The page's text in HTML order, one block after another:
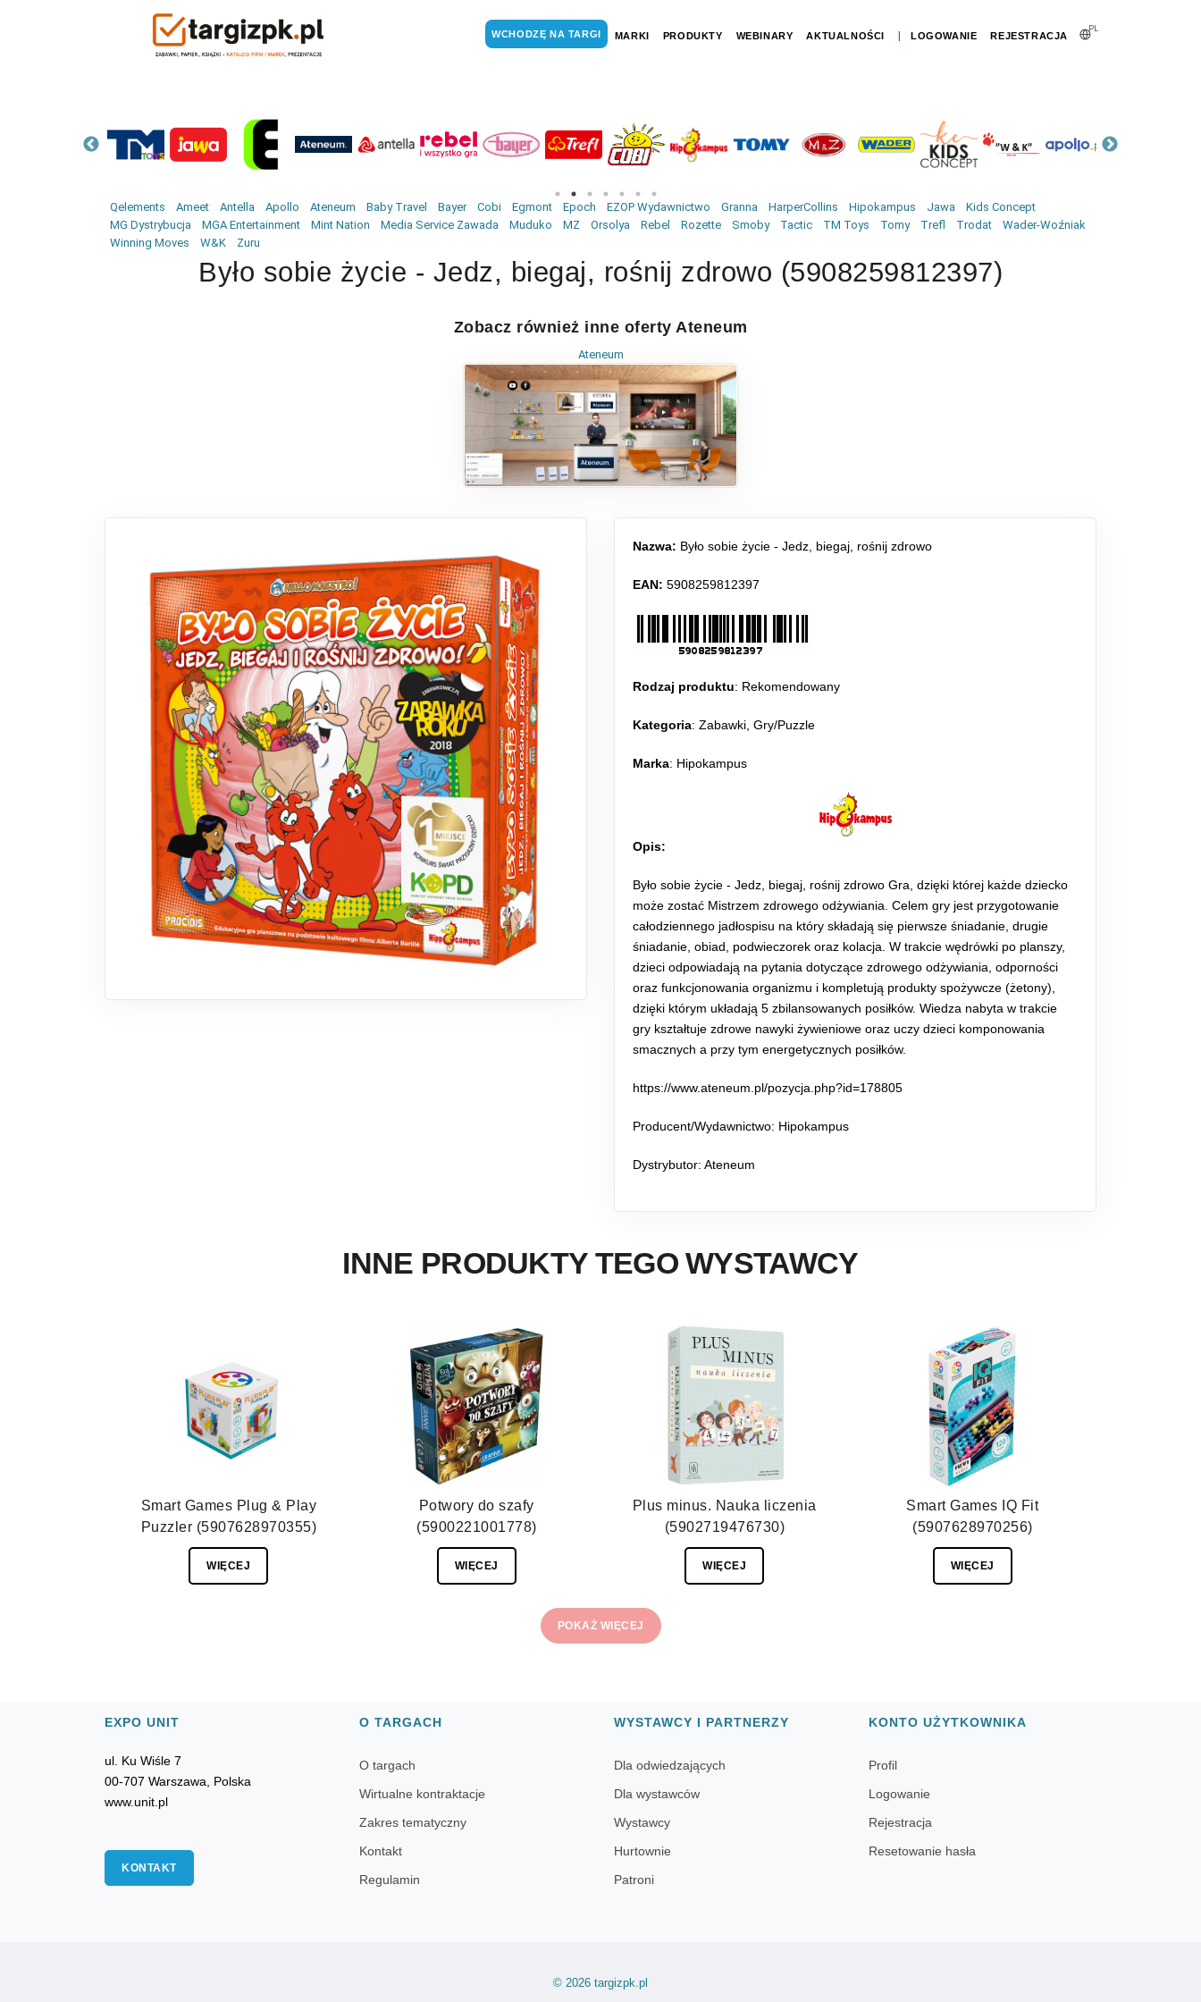
PL
WCHODZĘ NA TARGI MARKI PRODUKTY WEBINARY AKTUALNOŚCI | LOGOWANIE REJESTRACJA
Qelements Ameet Antella Apollo Ateneum Baby Travel Bayer Cobi Egmont Epoch EZOP Wydawnictwo Granna HarperCollins Hipokampus Jawa
Kids Concept
MG Dystrybucja
MGA Entertainment Mint Nation Media Service Zawada Muduko MZ Orsolya Rebel Rozette Smoby Tactic TM Toys Tomy Trefl Trodat
Wader-Woźniak
Winning Moves
W&K Zuru
Było sobie życie - Jedz, biegaj, rośnij zdrowo (5908259812397)
Zobacz również inne oferty Ateneum
Ateneum
Nazwa: Było sobie życie - Jedz, biegaj, rośnij zdrowo
EAN: 5908259812397
Rodzaj produktu: Rekomendowany
Kategoria: Zabawki Gry/Puzzle
Marka: Hipokampus
Opis:
Było sobie życie - Jedz, biegaj, rośnij zdrowo Gra, dzięki której każde dziecko
może zostać Mistrzem zdrowego odżywiania. Celem gry jest przygotowanie
całodziennego jadłospisu na który składają się pierwsze śniadanie, drugie
śniadanie, obiad, podwieczorek oraz kolacja. W trakcie wędrówki po planszy,
dzieci odpowiadają na pytania dotyczące zdrowego odżywiania, odporności
oraz funkcjonowania organizmu i kompletują produkty spożywcze (żetony),
dzięki którym układają 5 zbilansowanych posiłków. Wiedza nabyta w trakcie
gry kształtuje zdrowe nawyki żywieniowe oraz uczy dzieci komponowania
smacznych a przy tym energetycznych posiłków.
https://www.ateneum.pl/pozycja.php?id=178805
Producent/Wydawnictwo: Hipokampus
Dystrybutor: Ateneum
INNE PRODUKTY TEGO WYSTAWCY
Smart Games Plug & Play
Puzzler (5907628970355)
WIĘCEJ
Potwory do szafy
(5900221001778)
WIĘCEJ
Plus minus. Nauka liczenia
(5902719476730)
WIĘCEJ
Smart Games IQ Fit
(5907628970256)
WIĘCEJ
POKAŻ WIĘCEJ
EXPO UNIT
ul. Ku Wiśle 7
00-707 Warszawa, Polska
www.unit.pl
KONTAKT
O TARGACH
O targach
Wirtualne kontraktacje
Zakres tematyczny
Kontakt
Regulamin
WYSTAWCY I PARTNERZY
Dla odwiedzających
Dla wystawców
Wystawcy
Hurtownie
Patroni
KONTO UŻYTKOWNIKA
Profil
Logowanie
Rejestracja
Resetowanie hasła
© 2026 targizpk.pl